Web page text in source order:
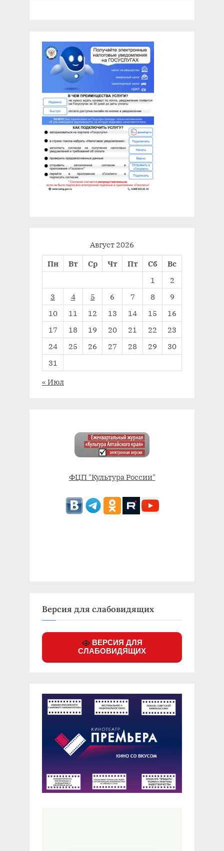
Август 2026
Пн
Вт Ср Чт Пт Сб
Вс
1
2
3
4 5 6 7 8
9
10
11 12 13 14 15
16
17
18 19 20 21 22
23
24
25 26 27 28 29
30
31
« Июл
ФЦП "Культура России"
Версия для слабовидящих
ВЕРСИЯ ДЛЯ
СЛАБОВИДЯЩИХ